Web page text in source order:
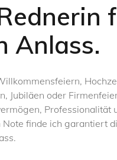
Anlass.
Jubiläen oder
Professionalität
Note finde ich garantiert